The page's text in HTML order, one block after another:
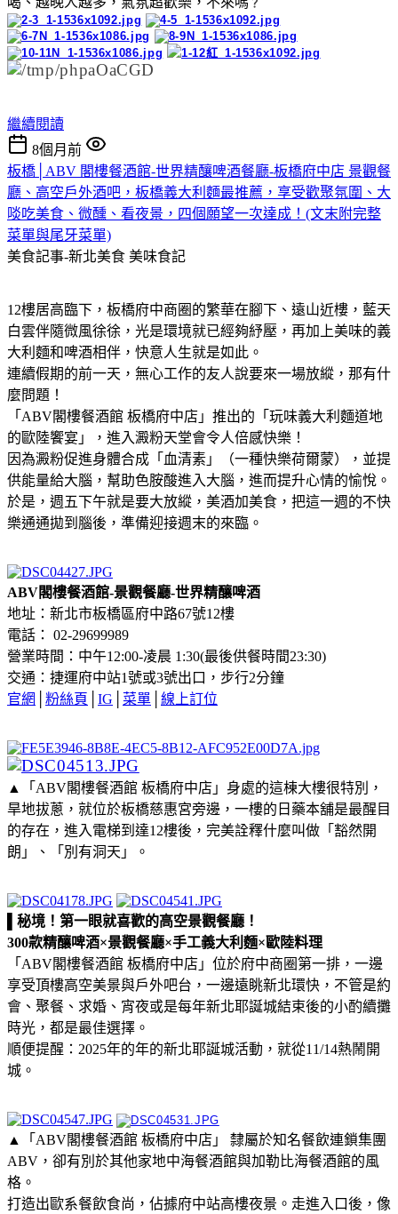
？
繼續閱讀
8個月前
板橋│ABV 閣樓餐酒館-世界精釀啤酒餐廳-板橋府中店 景觀餐
廳、高空戶外酒吧，板橋義大利麵最推薦，享受歡聚氛圍、大
啖吃美食、微醺、看夜景，四個願望一次達成！(文末附完整
菜單與尾牙菜單)
美食記事-新北美食 美味食記
12樓居高臨下，板橋府中商圈的繁華在腳下、遠山近樓，藍天
白雲伴隨微風徐徐，光是環境就已經夠紓壓，再加上美味的義
大利麵和啤酒相伴，快意人生就是如此。
連續假期的前一天，無心工作的友人說要來一場放縱，那有什
麼問題！
「ABV閣樓餐酒館 板橋府中店」推出的「玩味義大利麵道地
的歐陸饗宴」，進入澱粉天堂會令人倍感快樂！
因為澱粉促進身體合成「血清素」（一種快樂荷爾蒙），並提
供能量給大腦，幫助色胺酸進入大腦，進而提升心情的愉悅。
於是，週五下午就是要大放縱，美酒加美食，把這一週的不快
樂通通拋到腦後，準備迎接週末的來臨。
ABV閣樓餐酒館-景觀餐廳-世界精釀啤酒
地址：新北市板橋區府中路67號12樓
電話： 02-29699989
營業時間：中午12:00-凌晨 1:30(最後供餐時間23:30)
交通：捷運府中站1號或3號出口，步行2分鐘
官網
粉絲頁 IG 菜單 線上訂位
▲「ABV閣樓餐酒館 板橋府中店」身處的這棟大樓很特別，
旱地拔蔥，就位於板橋慈惠宮旁邊，一樓的日藥本舖是最醒目
的存在，進入電梯到達12樓後，完美詮釋什麼叫做「豁然開
朗」、「別有洞天」。
▌秘境！第一眼就喜歡的高空景觀餐廳！
300款精釀啤酒×景觀餐廳×手工義大利麵×歐陸料理
「ABV閣樓餐酒館 板橋府中店」位於府中商圈第一排，一邊
享受頂樓高空美景與戶外吧台，一邊遠眺新北環快，不管是約
會、聚餐、求婚、宵夜或是每年新北耶誕城結束後的小酌續攤
時光，都是最佳選擇。
順便提醒：2025年的年的新北耶誕城活動，就從11/14熱鬧開
城。
▲「ABV閣樓餐酒館 板橋府中店」 隸屬於知名餐飲連鎖集團
ABV，卻有別於其他家地中海餐酒館與加勒比海餐酒館的風
格。
打造出歐系餐飲食尚，佔據府中站高樓夜景。走進入口後，像